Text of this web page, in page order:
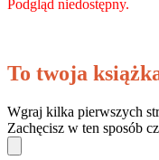
Podgląd niedostępny.
To twoja
Wgraj kilka pierwszych
Zachęcisz w ten sposób